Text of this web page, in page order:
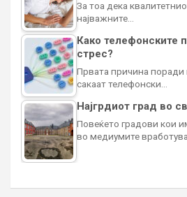
За тоа дека
најважните…
Како телефонските
стрес?
Првата причина поради
сакаат телефонски…
Најгрдиот град во
Повеќето градови кои
во медиумите